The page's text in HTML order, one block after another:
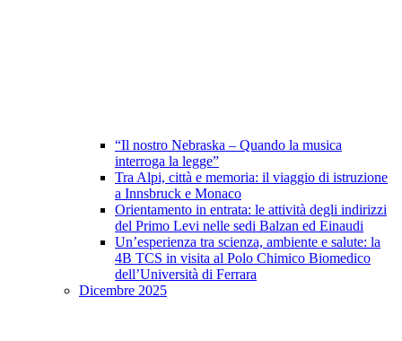
“Il nostro Nebraska – Quando la musica
interroga la legge”
Tra Alpi, città e memoria: il viaggio di istruzione
a Innsbruck e Monaco
Orientamento in entrata: le attività degli indirizzi
del Primo Levi nelle sedi Balzan ed Einaudi
Un’esperienza tra scienza, ambiente e salute: la
4B TCS in visita al Polo Chimico Biomedico
dell’Università di Ferrara
Dicembre 2025